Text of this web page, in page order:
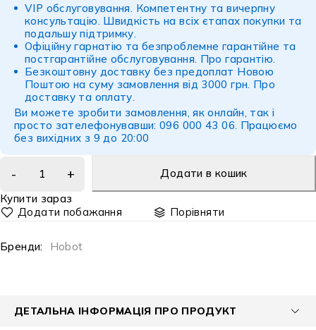
VIP обслуговування. Компетентну та вичерпну
консультацію. Швидкість на всіх єтапах покупки та
подальшу підтримку.
Офіційну гарнатію та безпроблемне гарантійне та
постгарантійне обслуговування. Про гарантію.
Безкоштовну доставку без предоплат Новою
Поштою на суму замовлення від 3000 грн. Про
доставку та оплату.
Ви можете зробити замовлення, як онлайн, так і
просто зателефонувавши: 096 000 43 06. Працюємо
без вихідних з 9 до 20:00
Додати в кошик
Купити зараз
Порівняти
Бренди: Hobot
ДЕТАЛЬНА ІНФОРМАЦІЯ ПРО ПРОДУКТ